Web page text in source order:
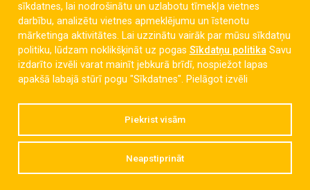
Celmu iela 6, Liepāja, LV-3405
dzintaravsk@liepaja.edu.lv
+371 634 427 10
sīkdatnes, lai nodrošinātu un uzlabotu tīmekļa vietnes
darbību, analizētu vietnes apmeklējumu un īstenotu
mārketinga aktivitātes. Lai uzzinātu vairāk par mūsu sīkdatņu
politiku, lūdzam noklikšķināt uz pogas Sīkdatņu politikaSavu
izdarīto izvēli varat mainīt jebkurā brīdī, nospiežot lapas
apakšā labajā stūrī pogu "Sīkdatnes". Pielāgot izvēli
Piekrist visām
Neapstiprināt